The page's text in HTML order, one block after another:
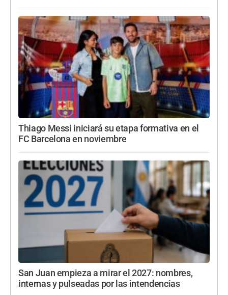
Thiago Messi iniciará su etapa formativa en el
FC Barcelona en noviembre
San Juan empieza a mirar el 2027: nombres,
internas y pulseadas por las intendencias